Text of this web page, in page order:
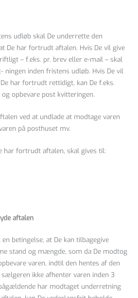
udløb skal De underrette den
De har fortrudt aftalen. Hvis De vil give
– f.eks. pr. brev eller e-mail – skal
ningen inden fristens udløb. Hvis De vil
har fortrudt rettidigt, kan De f.eks.
opbevare post kvitteringen.
ved at undlade at modtage varen
på posthuset mv.
har fortrudt aftalen, skal gives til:
aftalen
betingelse, at De kan tilbagegive
stand og mængde, som da De modtog
varen, indtil den hentes af den
ikke afhenter varen inden 3
har modtaget underretning